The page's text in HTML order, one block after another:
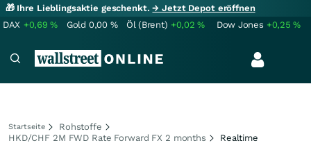
🎁 Ihre Lieblingsaktie geschenkt.→ Jetzt Depot eröffnen
DAX +0,69% Gold 0,00 % Öl (Brent) +0,02% Dow Jones +0,25%
Startseite
Rohstoffe
HKD/CHF 2M FWD Rate Forward FX 2 months
Realtime